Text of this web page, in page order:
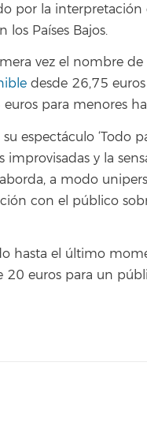
por la interpretación
Países Bajos.
vez el nombre de
desde 26,75
para menores
espectáculo ‘Todo
improvisadas y la
a modo
con el público
hasta el último
20 euros para un